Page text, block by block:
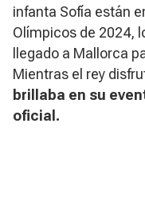
infanta Sofía están
Olímpicos de 2024,
llegado a Mallorca
Mientras el rey
brillaba en su
oficial.